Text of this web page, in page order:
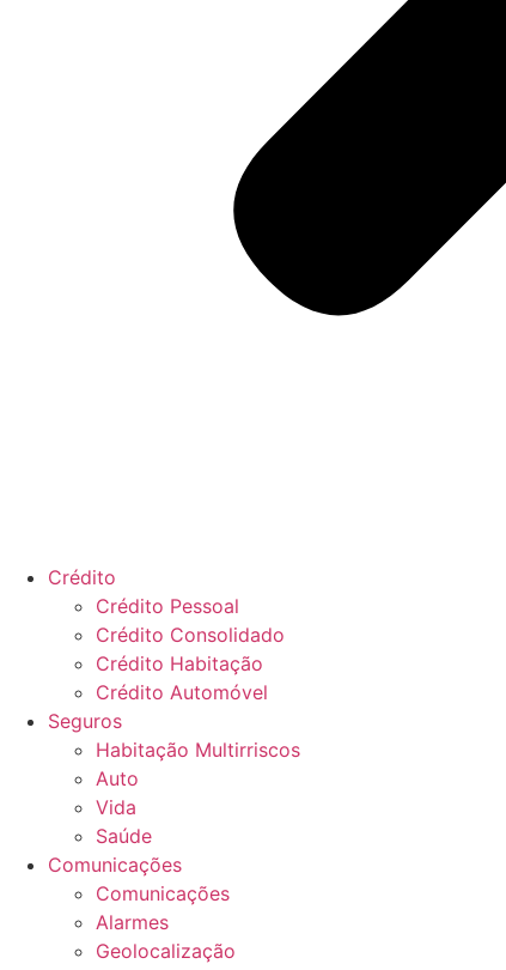
Crédito
Crédito Pessoal
Crédito Consolidado
Crédito Habitação
Crédito Automóvel
Seguros
Habitação Multirriscos
Auto
Vida
Saúde
Comunicações
Comunicações
Alarmes
Geolocalização